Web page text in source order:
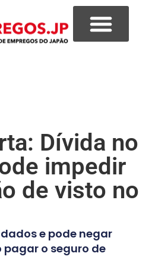
Dívida no
impedir
de visto no
e pode negar
o seguro de